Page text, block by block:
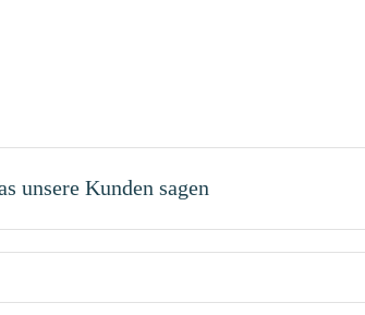
unsere Kunden sagen